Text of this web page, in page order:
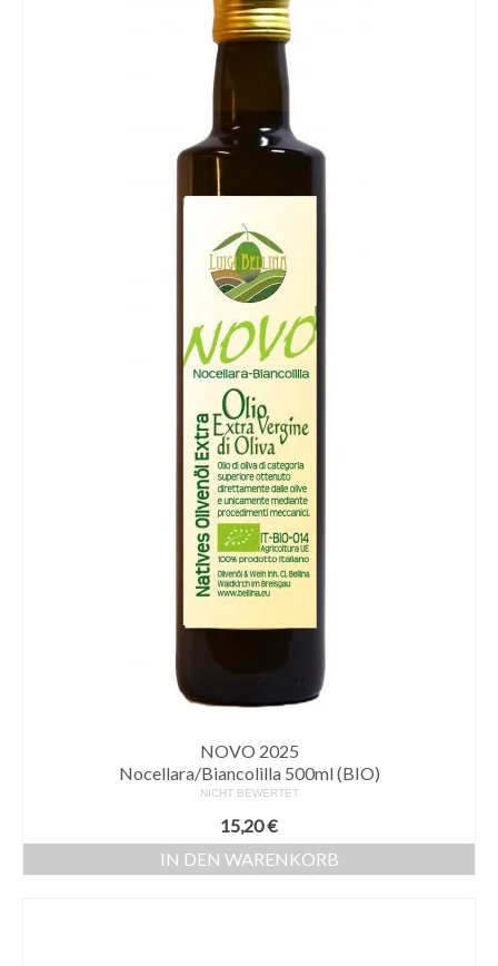
NOVO 2025
Nocellara/Biancolilla 500ml (BIO)
NICHT BEWERTET
15,20€
IN DEN WARENKORB